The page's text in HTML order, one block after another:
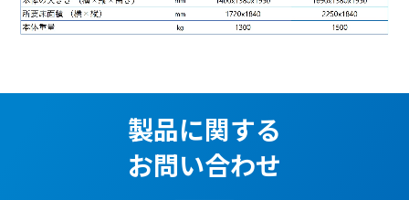
製品に関する
お問い合わせ